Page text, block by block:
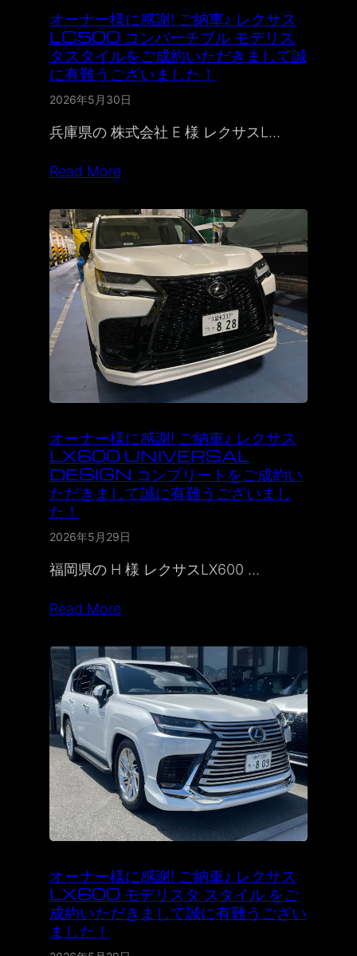
オーナー様に感謝! ご納車♪ レクサス
LC500 コンバーチブル モデリス
タスタイルをご成約いただきまして誠
に有難うございました！
2026年5月30日
兵庫県の 株式会社 E 様 レクサスL…
Read More
オーナー様に感謝! ご納車♪ レクサス
LX600 UNIVERSAL
DESIGN コンプリートをご成約い
ただきまして誠に有難うございまし
た！
2026年5月29日
福岡県の H 様 レクサスLX600 …
Read More
オーナー様に感謝! ご納車♪ レクサス
LX600 モデリスタ スタイル をご
成約いただきまして誠に有難うござい
ました！